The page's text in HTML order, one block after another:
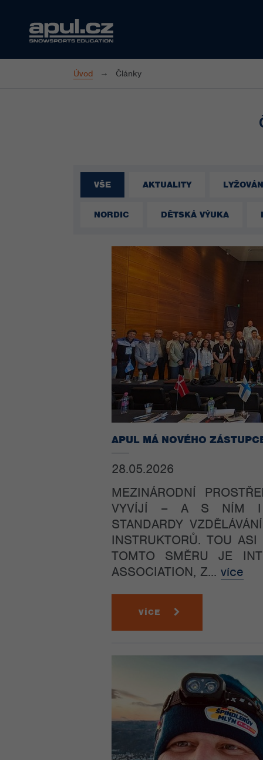
Úvod Články
VŠE AKTUALITY
NORDIC DĚTSKÁ VÝUKA
APUL MÁ NOVÉHO
28.05.2026
MEZINÁRODNÍ
VYVÍJÍ – A S NÍM I
STANDARDY
INSTRUKTORŮ. TOU
TOMTO SMĚRU JE
ASSOCIATION, Z... více
VÍCE